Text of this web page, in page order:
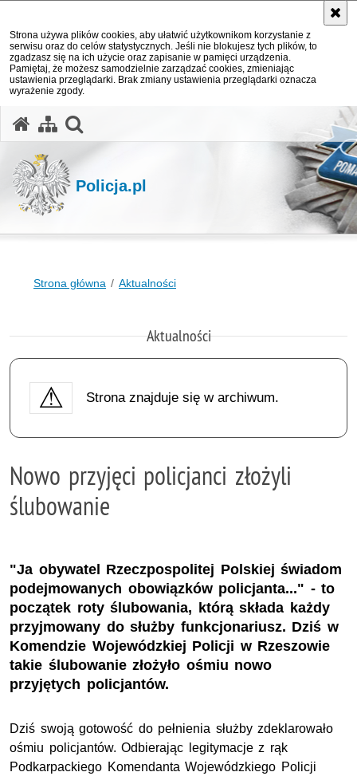
Strona używa plików cookies, aby ułatwić użytkownikom korzystanie z
serwisu oraz do celów statystycznych. Jeśli nie blokujesz tych plików, to
zgadzasz się na ich użycie oraz zapisanie w pamięci urządzenia.
Pamiętaj, że możesz samodzielnie zarządzać cookies, zmieniając
ustawienia przeglądarki. Brak zmiany ustawienia przeglądarki oznacza
wyrażenie zgody.
Policja.pl
Strona główna Aktualności
Aktualności
Strona znajduje się w archiwum.
Nowo przyjęci policjanci złożyli
ślubowanie
"Ja obywatel Rzeczpospolitej Polskiej świadom
podejmowanych obowiązków policjanta..." - to
początek roty ślubowania, którą składa każdy
przyjmowany do służby funkcjonariusz. Dziś w
Komendzie Wojewódzkiej Policji w Rzeszowie
takie ślubowanie złożyło ośmiu nowo
przyjętych policjantów.
Dziś swoją gotowość do pełnienia służby zdeklarowało
ośmiu policjantów. Odbierając legitymacje z rąk
Podkarpackiego Komendanta Wojewódzkiego Policji